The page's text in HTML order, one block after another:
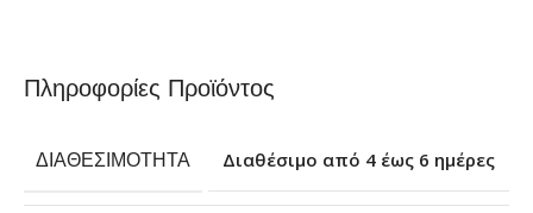
Πληροφορίες Προϊόντος
ΔΙΑΘΕΣΙΜΌΤΗΤΑ Διαθέσιμο από 4 έως 6 ημέρες